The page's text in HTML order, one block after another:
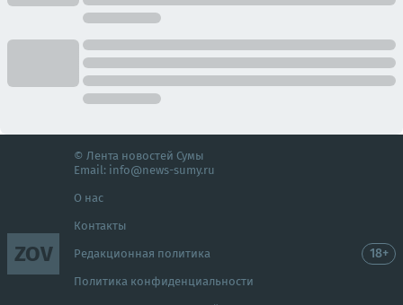
ZOV
© Лента новостей Сумы
Email: info@news-sumy.ru
О нас
Контакты
Редакционная политика
Политика конфиденциальности
18+